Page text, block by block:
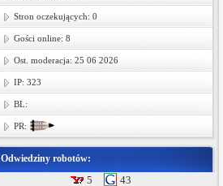
Stron oczekujących: 0
Gości online: 8
Ost. moderacja: 25 06 2026
IP: 323
BL:
PR:
Odwiedziny robotów:
5 43